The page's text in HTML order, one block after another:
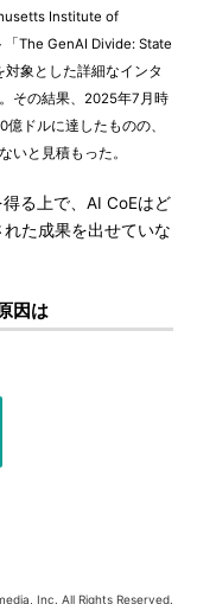
Institute of
The GenAI Divide: State
象とした詳細なインタ
その結果、2025年7月時
ドルに達したものの、
いと見積もった。
る上で、AI CoEはど
た成果を出せていな
因は
Inc. All Rights Reserved.